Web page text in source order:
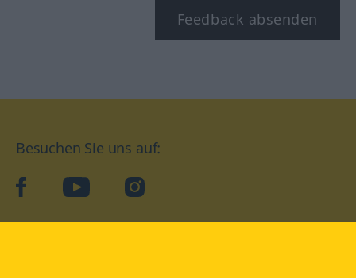
Feedback absenden
Besuchen Sie uns auf:
facebookYouTube Instagram